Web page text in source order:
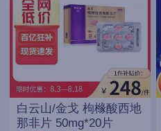
白云山/金戈 枸橼酸西地
那非片 50mg*20片